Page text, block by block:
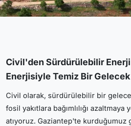
Civil'den Sürdürülebilir
Enerjisiyle Temiz Bir Gelecek
Civil olarak, sürdürülebilir bir
fosil yakıtlara bağımlılığı
atıyoruz. Gaziantep'te